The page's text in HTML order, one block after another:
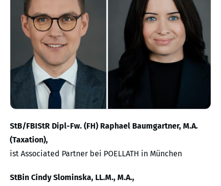
StB/FBIStR Dipl-Fw. (FH) Raphael Baumgartner, M.A.
(Taxation),
ist Associated Partner bei POELLATH in München
StBin Cindy Slominska, LL.M., M.A.,